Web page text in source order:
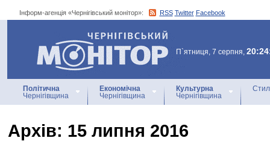
Інформ-агенція «Чернігівський монітор»: RSS Twitter Facebook
Інформ-агенція
«Чернігівський монітор»
П`ятниця, 7 серпня,
Політична
Чернігівщина
Економічна
Чернігівщина
Культурна
Чернігівщина
Архiв: 15 липня 2016